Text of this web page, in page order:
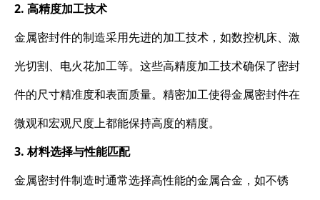
2. 高精度加工技术
金属密封件的制造采用先进的加工技术，如数控机床、激
光切割、电火花加工等。这些高精度加工技术确保了密封
件的尺寸精准度和表面质量。精密加工使得金属密封件在
微观和宏观尺度上都能保持高度的精度。
3. 材料选择与性能匹配
金属密封件制造时通常选择高性能的金属合金，如不锈